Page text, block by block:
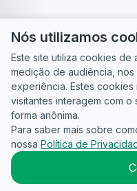
Guia do
Candidato
Para
empresas
Nós utilizamos
Este site utiliza cookies de
medição de audiência,
experiência. Estes
visitantes interagem com
forma anônima.
Para saber mais sobre
nossa Política de